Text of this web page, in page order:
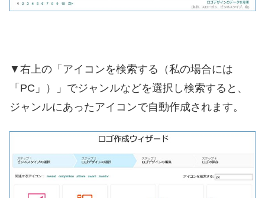
▼右上の「アイコンを検索する（私の場合には
「PC」）」でジャンルなどを選択し検索すると、
ジャンルにあったアイコンで自動作成されます。